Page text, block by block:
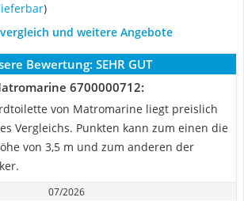
)
und weitere Angebote
Bewertung: SEHR GUT
6700000712:
von Matromarine liegt preislich
Vergleichs. Punkten kann zum einen die
von 3,5 m und zum anderen der
07/2026